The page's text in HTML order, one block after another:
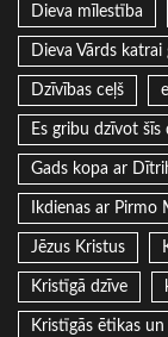
Dieva mīlestība
Dieva Vārds katrai
Dzīvības ceļš
Es gribu dzīvot šīs
Gads kopa ar
Ikdienas ar Pirmo
Jēzus Kristus
Kristīgā dzīve
Kristīgās ētikas